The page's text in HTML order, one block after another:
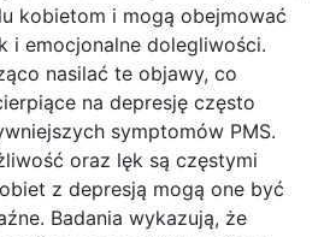
kobietom i mogą obejmować
i emocjonalne dolegliwości.
nasilać te objawy, co
na depresję często
symptomów PMS.
oraz lęk są częstymi
z depresją mogą one być
Badania wykazują, że